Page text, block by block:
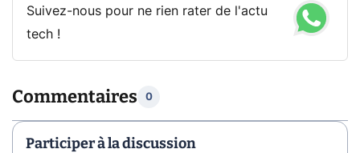
Suivez-nous pour ne rien rater de l'actu
tech !
Commentaires 0
Participer à la discussion